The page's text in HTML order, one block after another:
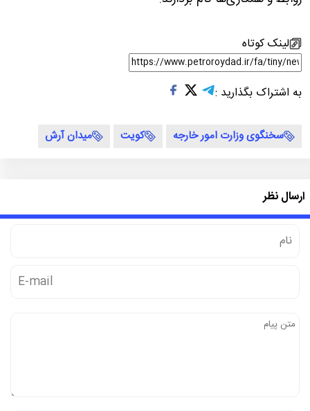
لینک کوتاه
به اشتراک بگذارید :
سخنگوی وزارت امور خارجه کویت میدان آرش
ارسال نظر